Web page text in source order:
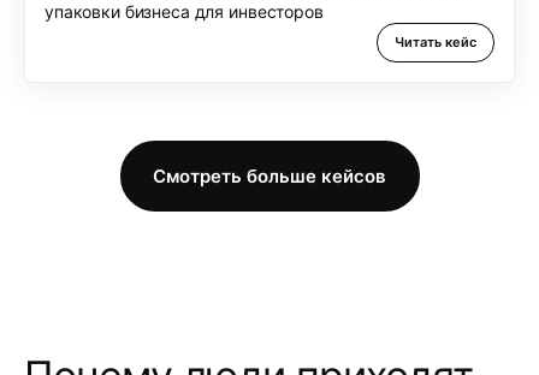
упаковки бизнеса для инвесторов
Читать кейс
Смотреть больше кейсов